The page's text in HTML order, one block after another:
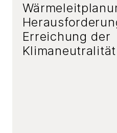
Erreichung der
Klimaneutralität